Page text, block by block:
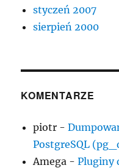
styczeń 2007
sierpień 2000
KOMENTARZE
piotr -
PostgreSQL
Amega -Pluginy